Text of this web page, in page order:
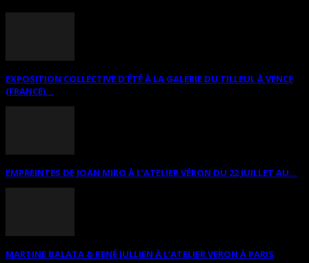
EXPOSITION COLLECTIVE D’ÉTÉ À LA GALERIE DU TILLEUL À VENCE
(FRANCE)...
EMPREINTES DE JOAN MIRO À L’ATELIER VÉRON DU 22 JUILLET AU...
MARTINE BALATA & RENÉ JULLIEN À L’ATELIER VERON À PARIS